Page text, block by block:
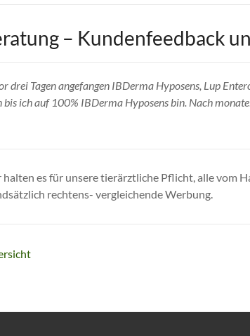
– Kundenfeedback
drei Tagen angefangen IBDerma Hyposens, Lup
bis ich auf 100% IBDerma Hyposens bin. Nach
es für unsere tierärztliche Pflicht, alle vom
rechtens- vergleichende Werbung.